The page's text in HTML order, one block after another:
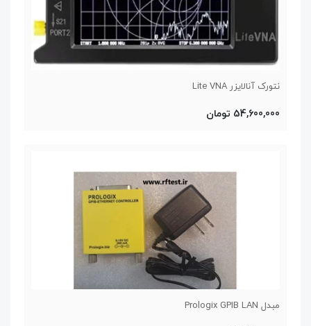
نتورک آنالایزر Lite VNA
54,600,000 تومان
مبدل Prologix GPIB LAN